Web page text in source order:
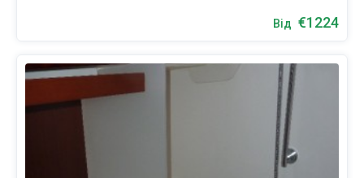
Адакой,
Пристань
Пристань
Від €1224